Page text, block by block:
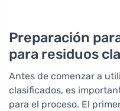
Preparación
para residuos
Antes de comenzar a
clasificados, es
para el proceso. El